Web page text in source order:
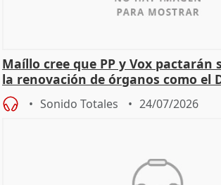
Maíllo cree que PP y Vox pactarán
la renovación de órganos como el
Sonido Totales 24/07/2026